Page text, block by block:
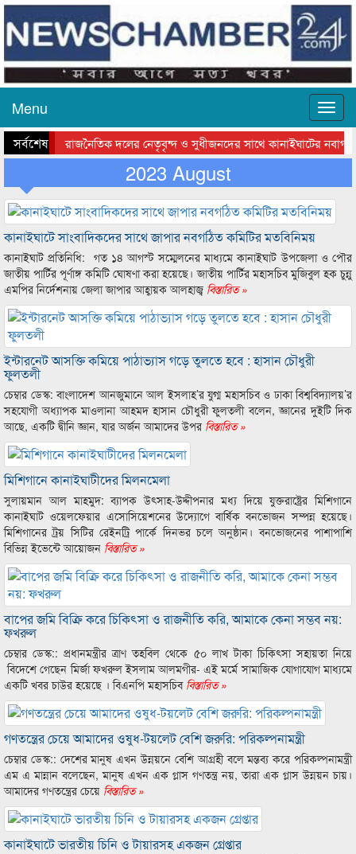
Menu
সর্বশেষ রাজনৈতিক দলের নেতৃবৃন্দ ও সুধীজনদের সাথে কানাইঘাটের নবাগত
সিলেটে বাংলাদেশ গ্রুপ থিয়েটার ফেডারেশানের বিভাগীয় অভিনয়
2023 August
কানাইঘাটে সাংবাদিকদের সাথে জাপার নবগঠিত কমিটির মতবিনিময়
কানাইঘাট প্রতিনিধি: গত ১৪ আগস্ট সম্মেলনের মাধ্যমে কানাইঘাট উপজেলা ও পৌর
জাতীয় পার্টির পূর্ণাঙ্গ কমিটি ঘোষণা করা হয়েছে। জাতীয় পার্টির মহাসচিব মুজিবুল হক চুন্নু
এমপির নির্দেশনায় জেলা জাপার আহ্বায়ক আলহাজ্ব বিস্তারিত »
ইন্টারনেট আসক্তি কমিয়ে পাঠাভ্যাস গড়ে তুলতে হবে : হাসান চৌধুরী
ফুলতলী
চেম্বার ডেস্ক: বাংলাদেশ আনজুমানে আল ইসলাহ’র যুগ্ম মহাসচিব ও ঢাকা বিশ্ববিদ্যালয়’র
সহযোগী অধ্যাপক মাওলানা আহমদ হাসান চৌধুরী ফুলতলী বলেন, জ্ঞানের দুইটি দিক
আছে, একটি দ্বীনি জ্ঞান, যার অর্জন আমাদের উপর বিস্তারিত »
মিশিগানে কানাইঘাটীদের মিলনমেলা
সুলায়মান আল মাহমুদ: ব্যাপক উৎসাহ-উদ্দীপনার মধ্য দিয়ে যুক্তরাষ্ট্রের মিশিগানে
কানাইঘাট ওয়েলফেয়ার এসোসিয়েশনের উদ্যোগে বার্ষিক বনভোজন সম্পন্ন হয়েছে।
মিশিগানের ট্রয় সিটির রেইনট্রি পার্কে দিনভর চলে অনুষ্ঠান। বনভোজনের পাশাপাশি
বিভিন্ন ইভেন্টে আয়োজন বিস্তারিত »
বাপের জমি বিক্রি করে চিকিৎসা ও রাজনীতি করি, আমাকে কেনা সম্ভব নয়:
ফখরুল
চেম্বার ডেস্ক:: প্রধানমন্ত্রীর ত্রাণ তহবিল থেকে ৫০ লাখ টাকা চিকিৎসা সহায়তা নিয়ে
বিদেশে গেছেন মির্জা ফখরুল ইসলাম আলমগীর- এই মর্মে সামাজিক যোগাযোগ মাধ্যমে
একটি খবর চাউর হয়েছে । বিএনপি মহাসচিববিস্তারিত »
গণতন্ত্রের চেয়ে আমাদের ওষুধ-টয়লেট বেশি জরুরি: পরিকল্পনামন্ত্রী
চেম্বার ডেস্ক:: দেশের মানুষ এখন উন্নয়নে বেশি আগ্রহী বলে মন্তব্য করে পরিকল্পনামন্ত্রী
এম এ মান্নান বলেছেন, মানুষ এখন এক গ্লাস গণতন্ত্র নয়, তারা এক গ্লাস উন্নয়ন চায়।
আমাদের গণতন্ত্রের চেয়ে বিস্তারিত »
কানাইঘাটে ভারতীয় চিনি ও টায়ারসহ একজন গ্রেপ্তার